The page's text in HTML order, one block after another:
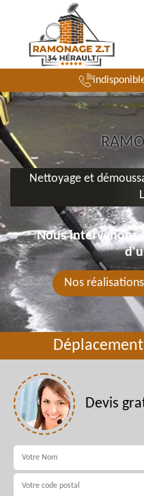
Nettoyage et
Nous intervenons
Nos réalisations
Devis